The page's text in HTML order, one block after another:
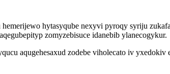
hytasyqube nexyvi pyroqy syriju
zomyzebisuce idanebib ylanecogykur.
aqugehesaxud zodebe viholecato iv yxedokiv